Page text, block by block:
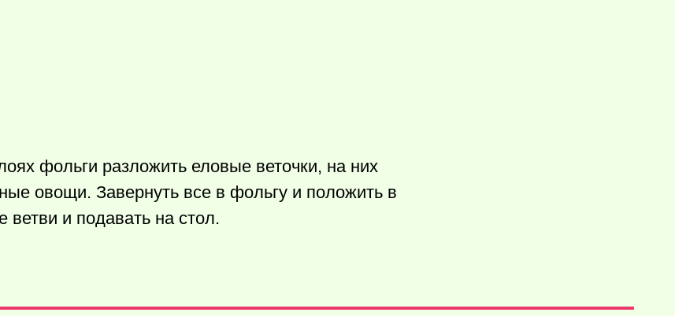
фольги разложить еловые веточки, на них
овощи. Завернуть все в фольгу и положить в
ветви и подавать на стол.